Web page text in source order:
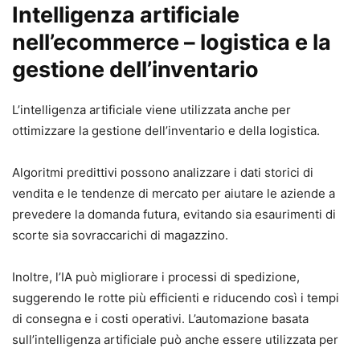
Intelligenza artificiale
nell’ecommerce – logistica e la
gestione dell’inventario
L’intelligenza artificiale viene utilizzata anche per
ottimizzare la gestione dell’inventario e della logistica.
Algoritmi predittivi possono analizzare i dati storici di
vendita e le tendenze di mercato per aiutare le aziende a
prevedere la domanda futura, evitando sia esaurimenti di
scorte sia sovraccarichi di magazzino.
Inoltre, l’IA può migliorare i processi di spedizione,
suggerendo le rotte più efficienti e riducendo così i tempi
di consegna e i costi operativi. L’automazione basata
sull’intelligenza artificiale può anche essere utilizzata per